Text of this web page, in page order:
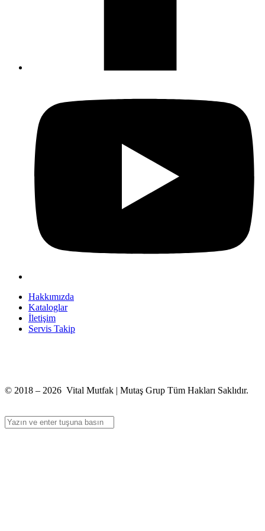
Hakkımızda
Kataloglar
İletişim
Servis Takip
© 2018 – 2026 Vital Mutfak | Mutaş Grup Tüm Hakları Saklıdır.